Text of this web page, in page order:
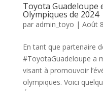
Toyota Guadeloupe
Olympiques de 2024
par admin_toyo | Août
En tant que partenaire
#ToyotaGuadeloupe a
visant à promouvoir
olympiques. Voici